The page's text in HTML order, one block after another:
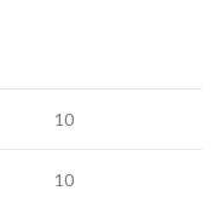
10
10